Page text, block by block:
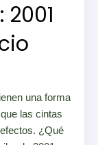
una forma
las cintas
¿Qué